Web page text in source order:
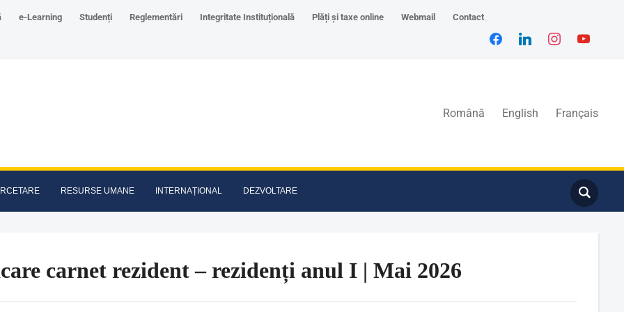
e-Learning Studenți Reglementări Integritate Instituțională Plăți și taxe online Webmail Contact
Română English Français
RESURSE UMANE INTERNAȚIONAL DEZVOLTARE
carnet rezident – rezidenți anul I | Mai 2026